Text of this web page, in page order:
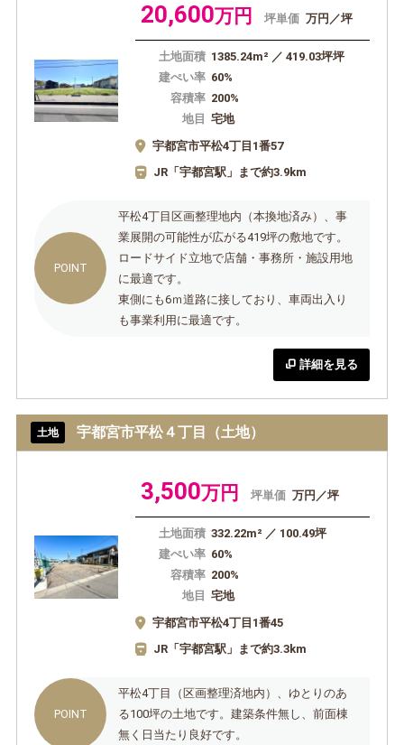
20,600万円 坪単価 万円／坪
土地面積 1385.24m² ／ 419.03坪坪
建ぺい率 60%
容積率 200%
地目
宅地
宇都宮市平松4丁目1番57
JR「宇都宮駅」まで約3.9km
平松4丁目区画整理地内（本換地済み）、事
業展開の可能性が広がる419坪の敷地です。
ロードサイド立地で店舗・事務所・施設用地
に最適です。
東側にも6ｍ道路に接しており、車両出入り
も事業利用に最適です。
詳細を見る
土地 宇都宮市平松４丁目（土地）
3,500万円 坪単価 万円／坪
土地面積 332.22m² ／ 100.49坪
建ぺい率 60%
容積率 200%
地目
宅地
宇都宮市平松4丁目1番45
JR「宇都宮駅」まで約3.3km
平松4丁目（区画整理済地内）、ゆとりのあ
る100坪の土地です。建築条件無し、前面棟
無く日当たり良好です。